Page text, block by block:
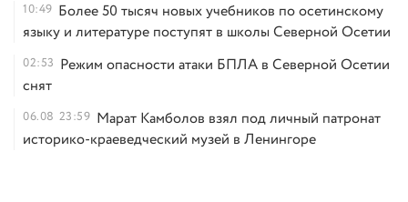
10:49 Более 50 тысяч новых учебников по осетинскому
языку и литературе поступят в школы Северной Осетии
02:53 Режим опасности атаки БПЛА в Северной Осетии
снят
06.08 23:59 Марат Камболов взял под личный патронат
историко-краеведческий музей в Ленингоре